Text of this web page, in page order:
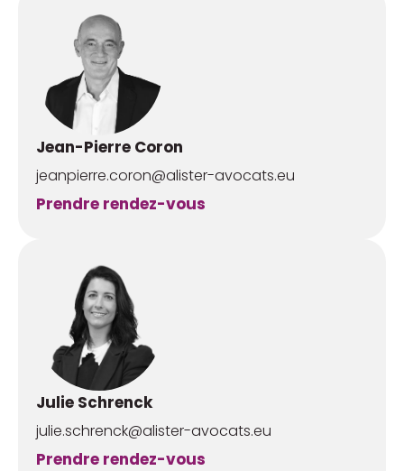
Jean-Pierre Coron
jeanpierre.coron@alister-avocats.eu
Prendre rendez-vous
Julie Schrenck
julie.schrenck@alister-avocats.eu
Prendre rendez-vous